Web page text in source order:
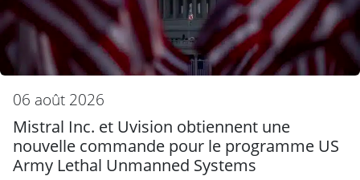
06 août 2026
Mistral Inc. et Uvision obtiennent une
nouvelle commande pour le programme US
Army Lethal Unmanned Systems